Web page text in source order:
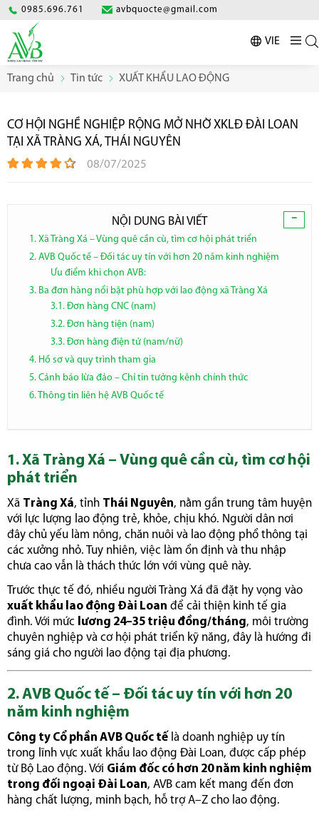
0985.696.761 avbquocte@gmail.com
VIE
Trang chủ Tin tức XUẤT KHẨU LAO ĐỘNG
CƠ HỘI NGHỀ NGHIỆP RỘNG MỞ NHỜ XKLĐ ĐÀI LOAN
TẠI XÃ TRÀNG XÁ, THÁI NGUYÊN
08/07/2025
-
NỘI DUNG BÀI VIẾT
1. Xã Tràng Xá – Vùng quê cần cù, tìm cơ hội phát triển
2. AVB Quốc tế – Đối tác uy tín với hơn 20 năm kinh nghiệm
Ưu điểm khi chọn AVB:
3. Ba đơn hàng nổi bật phù hợp với lao động xã Tràng Xá
3.1. Đơn hàng CNC (nam)
3.2. Đơn hàng tiện (nam)
3.3. Đơn hàng điện tử (nam/nữ)
4. Hồ sơ và quy trình tham gia
5. Cảnh báo lừa đảo – Chỉ tin tưởng kênh chính thức
6. Thông tin liên hệ AVB Quốc tế
1. Xã Tràng Xá – Vùng quê cần cù, tìm cơ hội
phát triển
Xã Tràng Xá, tỉnh Thái Nguyên, nằm gần trung tâm huyện
với lực lượng lao động trẻ, khỏe, chịu khó. Người dân nơi
đây chủ yếu làm nông, chăn nuôi và lao động phổ thông tại
các xưởng nhỏ. Tuy nhiên, việc làm ổn định và thu nhập
chưa cao vẫn là thách thức lớn với vùng quê này.
Trước thực tế đó, nhiều người Tràng Xá đã đặt hy vọng vào
xuất khẩu lao động Đài Loan để cải thiện kinh tế gia
đình. Với mức
lương 24–35 triệu đồng/tháng, môi trường
chuyên nghiệp và cơ hội phát triển kỹ năng, đây là hướng đi
sáng giá cho người lao động tại địa phương.
2. AVB Quốc tế – Đối tác uy tín với hơn 20
năm kinh nghiệm
Công ty Cổ phần AVB Quốc tế là doanh nghiệp uy tín
trong lĩnh vực xuất khẩu lao động Đài Loan, được cấp phép
từ Bộ Lao động. Với Giám đốc có hơn 20 năm kinh nghiệm
trong đối ngoại Đài Loan, AVB cam kết mang đến đơn
hàng chất lượng, minh bạch, hỗ trợ A–Z cho lao động.